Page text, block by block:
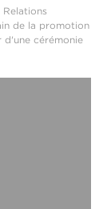
de la promotion
d'une cérémonie